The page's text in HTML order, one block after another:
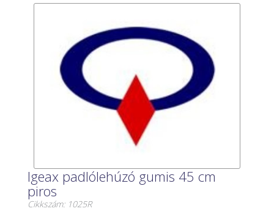
Igeax padlólehúzó gumis 45 cm
piros
Cikkszám: 1025R